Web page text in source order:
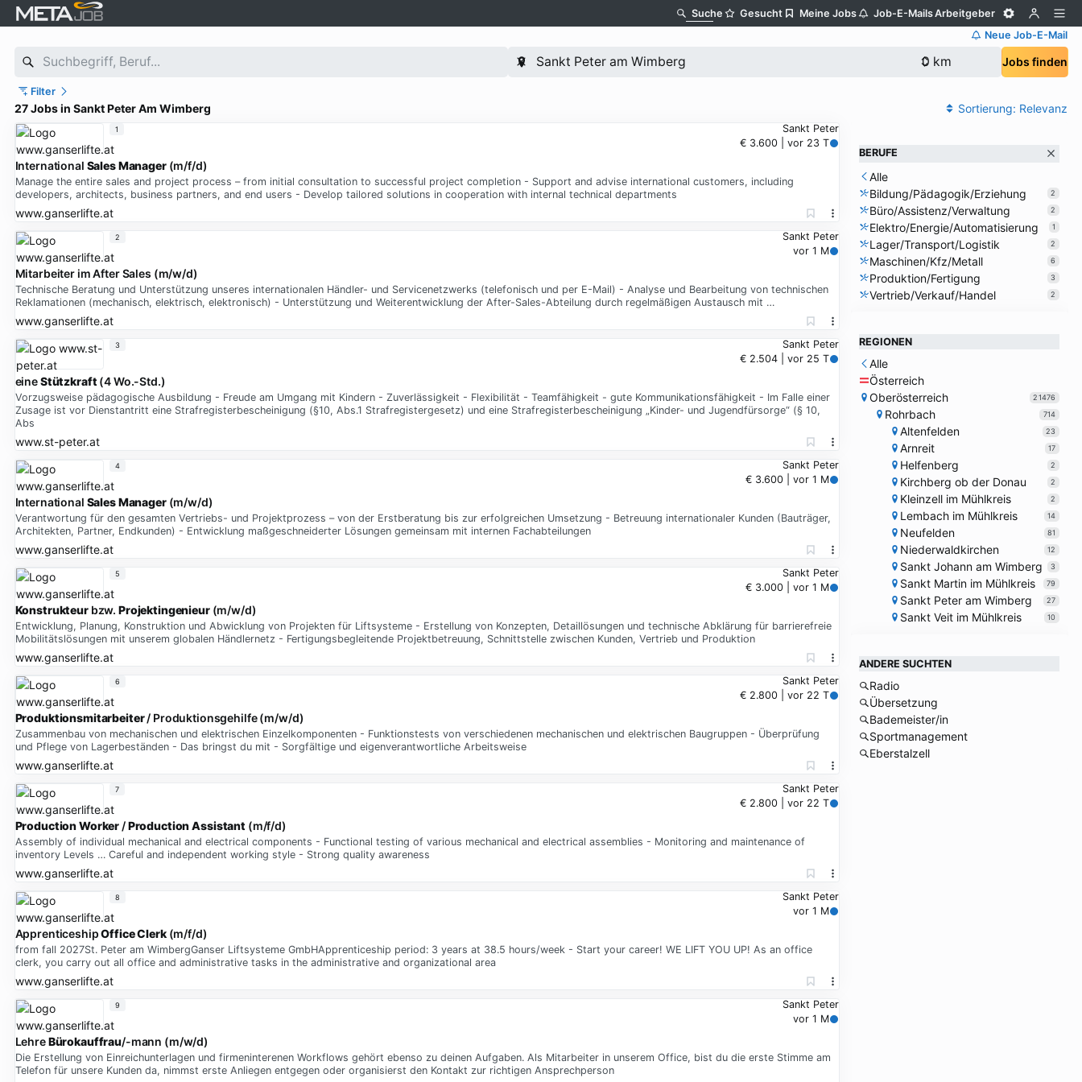
Suche Gesucht Meine Jobs Job-E-MailsArbeitgeber
Neue Job-E-Mail
Jobs finden
Filter
27 Jobs in Sankt Peter Am Wimberg Sortierung: Relevanz
Sankt Peter
€ 3.600 | vor 23 T
International SalesManager(m/f/d)
Manage the entire sales and project process – from initial consultation to successful project completion - Support and advise international customers, including
developers, architects, business partners, and end users - Develop tailored solutions in cooperation with internal technical departments
www.ganserlifte.at
1
Sankt Peter
vor 1 M
Mitarbeiter im After Sales (m/w/d)
Technische Beratung und Unterstützung unseres internationalen Händler- und Servicenetzwerks (telefonisch und per E-Mail) - Analyse und Bearbeitung von technischen
Reklamationen (mechanisch, elektrisch, elektronisch) - Unterstützung und Weiterentwicklung der After-Sales-Abteilung durch regelmäßigen Austausch mit …
www.ganserlifte.at
2
Sankt Peter
€ 2.504 | vor 25 T
eineStützkraft (4 Wo.-Std.)
Vorzugsweise pädagogische Ausbildung - Freude am Umgang mit Kindern - Zuverlässigkeit - Flexibilität - Teamfähigkeit - gute Kommunikationsfähigkeit - Im Falle einer
Zusage ist vor Dienstantritt eine Strafregisterbescheinigung (§10, Abs.1 Strafregistergesetz) und eine Strafregisterbescheinigung „Kinder- und Jugendfürsorge“ (§ 10,
Abs
www.st-peter.at
3
Sankt Peter
€ 3.600 | vor 1 M
International SalesManager(m/w/d)
Verantwortung für den gesamten Vertriebs- und Projektprozess – von der Erstberatung bis zur erfolgreichen Umsetzung - Betreuung internationaler Kunden (Bauträger,
Architekten, Partner, Endkunden) - Entwicklung maßgeschneiderter Lösungen gemeinsam mit internen Fachabteilungen
www.ganserlifte.at
4
Sankt Peter
€ 3.000 | vor 1 M
Konstrukteurbzw. Projektingenieur(m/w/d)
Entwicklung, Planung, Konstruktion und Abwicklung von Projekten für Liftsysteme - Erstellung von Konzepten, Detaillösungen und technische Abklärung für barrierefreie
Mobilitätslösungen mit unserem globalen Händlernetz - Fertigungsbegleitende Projektbetreuung, Schnittstelle zwischen Kunden, Vertrieb und Produktion
www.ganserlifte.at
5
Sankt Peter
€ 2.800 | vor 22 T
Produktionsmitarbeiter/ Produktionsgehilfe (m/w/d)
Zusammenbau von mechanischen und elektrischen Einzelkomponenten - Funktionstests von verschiedenen mechanischen und elektrischen Baugruppen - Überprüfung
und Pflege von Lagerbeständen - Das bringst du mit - Sorgfältige und eigenverantwortliche Arbeitsweise
www.ganserlifte.at
6
Sankt Peter
€ 2.800 | vor 22 T
ProductionWorker /ProductionAssistant (m/f/d)
Assembly of individual mechanical and electrical components - Functional testing of various mechanical and electrical assemblies - Monitoring and maintenance of
inventory Levels … Careful and independent working style - Strong quality awareness
www.ganserlifte.at
7
Sankt Peter
vor 1 M
ApprenticeshipOfficeClerk(m/f/d)
from fall 2027St. Peter am WimbergGanser Liftsysteme GmbHApprenticeship period: 3 years at 38.5 hours/week - Start your career! WE LIFT YOU UP! As an office
clerk, you carry out all office and administrative tasks in the administrative and organizational area
www.ganserlifte.at
8
Sankt Peter
vor 1 M
LehreBürokauffrau/-mann (m/w/d)
Die Erstellung von Einreichunterlagen und firmeninterenen Workflows gehört ebenso zu deinen Aufgaben. Als Mitarbeiter in unserem Office, bist du die erste Stimme am
Telefon für unsere Kunden da, nimmst erste Anliegen entgegen oder organisierst den Kontakt zur richtigen Ansprechperson
9
BERUFE
Alle
Bildung/Pädagogik/Erziehung
2
Büro/Assistenz/Verwaltung 2
Elektro/Energie/Automatisierung 1
Lager/Transport/Logistik 2
Maschinen/Kfz/Metall 6
Produktion/Fertigung 3
Vertrieb/Verkauf/Handel 2
REGIONEN
Alle
Österreich
Oberösterreich
21476
Rohrbach 714
Altenfelden 23
Arnreit 17
Helfenberg 2
Kirchberg ob der Donau 2
Kleinzell im Mühlkreis 2
Lembach im Mühlkreis 14
Neufelden 81
Niederwaldkirchen 12
Sankt Johann am Wimberg 3
Sankt Martin im Mühlkreis 79
Sankt Peter am Wimberg 27
Sankt Veit im Mühlkreis 10
ANDERE SUCHTEN
Radio
Übersetzung
Bademeister/in
Sportmanagement
Eberstalzell